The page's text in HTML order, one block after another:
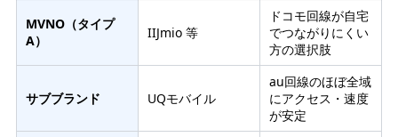
MVNO（タイプ
A）
IIJmio 等
ドコモ回線が自宅
でつながりにくい
方の選択肢
サブブランド UQモバイル
au回線のほぼ全域
にアクセス・速度
が安定